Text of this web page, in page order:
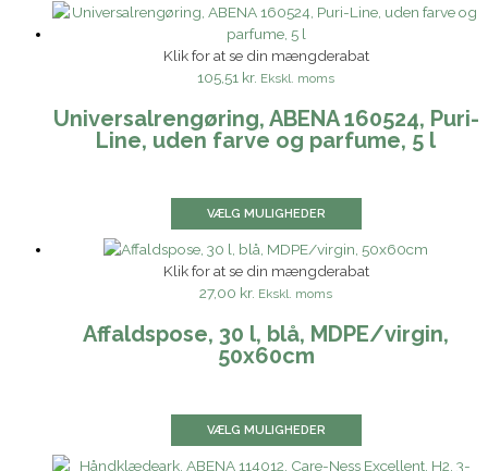
Klik for at se din mængderabat
105,51 kr. Ekskl. moms
Universalrengøring, ABENA 160524, Puri-
Line, uden farve og parfume, 5 l
VÆLG MULIGHEDER
Klik for at se din mængderabat
27,00 kr. Ekskl. moms
Affaldspose, 30 l, blå, MDPE/virgin,
50x60cm
VÆLG MULIGHEDER